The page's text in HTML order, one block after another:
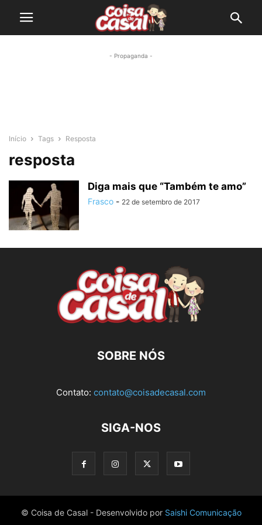
- Propaganda -
Início Tags Resposta
resposta
Diga mais que “Também te amo”
Frasco - 22 de setembro de 2017
SOBRE NÓS
Contato: contato@coisadecasal.com
SIGA-NOS
© Coisa de Casal - Desenvolvido por Saishi Comunicação